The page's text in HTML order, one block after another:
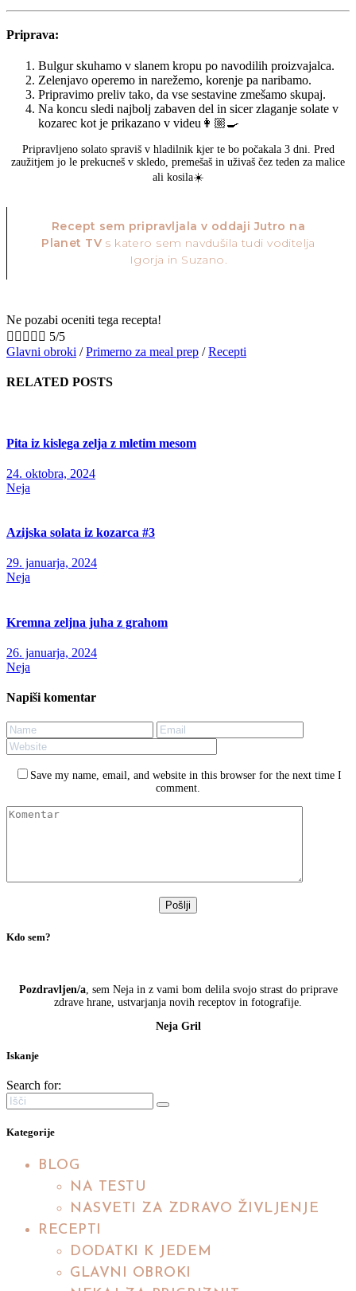
Priprava:
Bulgur skuhamo v slanem kropu po navodilih proizvajalca.
Zelenjavo operemo in narežemo, korenje pa naribamo.
Pripravimo preliv tako, da vse sestavine zmešamo skupaj.
Na koncu sledi najbolj zabaven del in sicer zlaganje solate v
kozarec kot je prikazano v videu👩🏼‍🍳
Pripravljeno solato spraviš v hladilnik kjer te bo počakala 3 dni. Pred
zaužitjem jo le prekucneš v skledo, premešaš in uživaš čez teden za malice
ali kosila☀️
Recept sem pripravljala v oddaji Jutro na
Planet TV s katero sem navdušila tudi voditelja
Igorja in Suzano.
Ne pozabi oceniti tega recepta!
     5/5
Glavni obroki /Primerno za meal prep /Recepti
RELATED POSTS
Pita iz kislega zelja z mletim mesom
24. oktobra, 2024
Neja
Azijska solata iz kozarca #3
29. januarja, 2024
Neja
Kremna zeljna juha z grahom
26. januarja, 2024
Neja
Napiši komentar
Save my name, email, and website in this browser for the next time I
comment.
Kdo sem?
Pozdravljen/a, sem Neja in z vami bom delila svojo strast do priprave
zdrave hrane, ustvarjanja novih receptov in fotografije.
Neja Gril
Iskanje
Search for:
Kategorije
BLOG
NA TESTU
NASVETI ZA ZDRAVO ŽIVLJENJE
RECEPTI
DODATKI K JEDEM
GLAVNI OBROKI